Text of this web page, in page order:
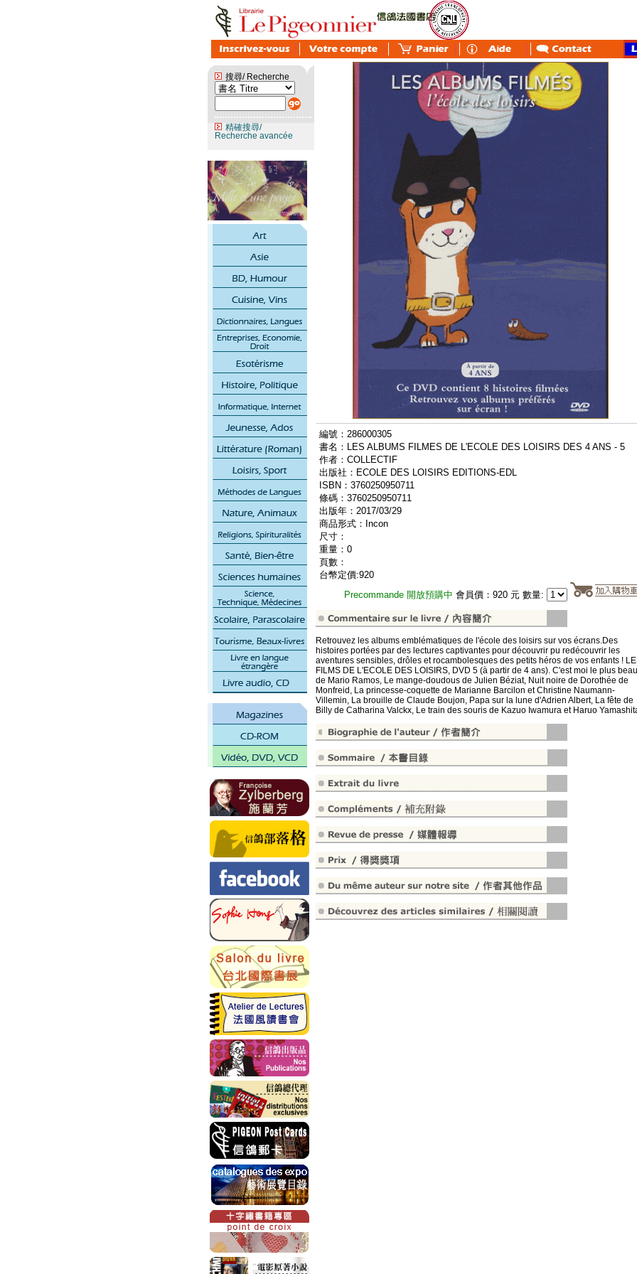
搜尋/ Recherche
精確搜尋/
Recherche avancée
編號：286000305
書名：LES ALBUMS FILMES DE L'ECOLE DES LOISIRS DES 4 ANS - 5
作者：COLLECTIF
出版社：ECOLE DES LOISIRS EDITIONS-EDL
ISBN：3760250950711
條碼：3760250950711
出版年：2017/03/29
商品形式：Incon
尺寸：
重量：0
頁數：
台幣定價:920
Precommande 開放預購中 會員價：920 元 數量:
Retrouvez les albums emblématiques de l'école des loisirs sur vos écrans.Des
histoires portées par des lectures captivantes pour découvrir pu redécouvrir les
aventures sensibles, drôles et rocambolesques des petits héros de vos enfants !
FILMS DE L'ECOLE DES LOISIRS, DVD 5 (à partir de 4 ans). C'est moi le plus beau
de Mario Ramos, Le mange-doudous de Julien Béziat, Nuit noire de Dorothée de
Monfreid, La princesse-coquette de Marianne Barcilon et Christine Naumann-
Villemin, La brouille de Claude Boujon, Papa sur la lune d'Adrien Albert, La fête de
Billy de Catharina Valckx, Le train des souris de Kazuo Iwamura et Haruo